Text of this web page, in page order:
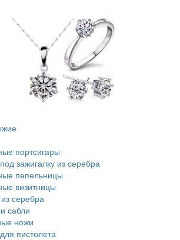
портсигары
зажигалку из серебра
пепельницы
визитницы
серебра
сабли
ножи
пистолета